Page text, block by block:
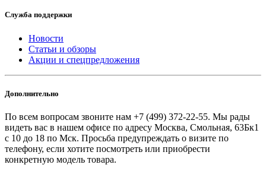
Служба поддержки
Новости
Статьи и обзоры
Акции и спецпредложения
Дополнительно
По всем вопросам звоните нам +7 (499) 372-22-55. Мы рады
видеть вас в нашем офисе по адресу Москва, Смольная, 63Бк1
с 10 до 18 по Мск. Просьба предупреждать о визите по
телефону, если хотите посмотреть или приобрести
конкретную модель товара.